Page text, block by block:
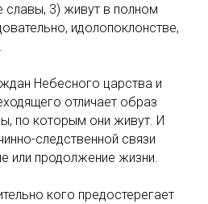
славы, 3) живут в полном
идолопоклонстве,
Небесного царства и
отличает образ
по которым они живут. И
следственной связи
или продолжение жизни.
кого предостерегает